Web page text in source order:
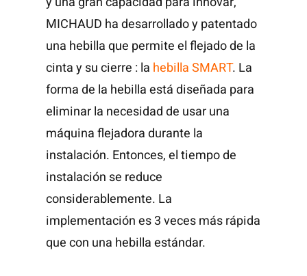
MICHAUD ha desarrollado y patentado
una hebilla que permite el flejado de la
cinta y su cierre : la hebilla SMART. La
forma de la hebilla está diseñada para
eliminar la necesidad de usar una
máquina flejadora durante la
instalación. Entonces, el tiempo de
instalación se reduce
considerablemente. La
implementación es 3 veces más rápida
que con una hebilla estándar.